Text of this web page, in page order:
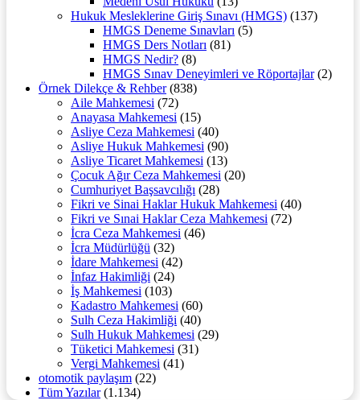
Hukuk Mesleklerine Giriş Sınavı (HMGS) (137)
HMGS Deneme Sınavları (5)
HMGS Ders Notları (81)
HMGS Nedir? (8)
HMGS Sınav Deneyimleri ve Röportajlar(2)
Örnek Dilekçe & Rehber(838)
Aile Mahkemesi (72)
Anayasa Mahkemesi (15)
Asliye Ceza Mahkemesi (40)
Asliye Hukuk Mahkemesi (90)
Asliye Ticaret Mahkemesi (13)
Çocuk Ağır Ceza Mahkemesi (20)
Cumhuriyet Başsavcılığı (28)
Fikri ve Sinai Haklar Hukuk Mahkemesi (40)
Fikri ve Sınai Haklar Ceza Mahkemesi (72)
İcra Ceza Mahkemesi (46)
İcra Müdürlüğü (32)
İdare Mahkemesi (42)
İnfaz Hakimliği (24)
İş Mahkemesi (103)
Kadastro Mahkemesi (60)
Sulh Ceza Hakimliği (40)
Sulh Hukuk Mahkemesi (29)
Tüketici Mahkemesi (31)
Vergi Mahkemesi (41)
otomotik paylaşım (22)
Tüm Yazılar(1.134)